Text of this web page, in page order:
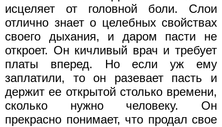
исцеляет от головной боли. Слои
отлично знает о целебных свойствах
своего дыхания, и даром пасти не
откроет. Он кичливый врач и требует
платы вперед. Но если уж ему
заплатили, то он разевает пасть и
держит ее открытой столько времени,
сколько нужно человеку. Он
прекрасно понимает, что продал свое